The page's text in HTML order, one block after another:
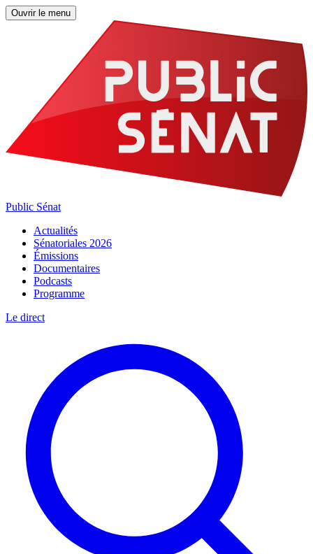
Ouvrir le menu
Public Sénat
Actualités
Sénatoriales 2026
Émissions
Documentaires
Podcasts
Programme
Le direct